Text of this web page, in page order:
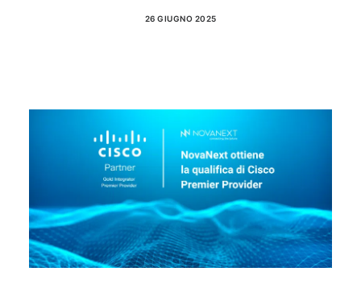
RICERCA
26 GIUGNO 2025